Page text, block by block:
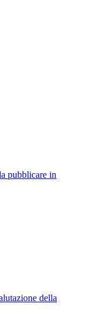
pubblicare in
della